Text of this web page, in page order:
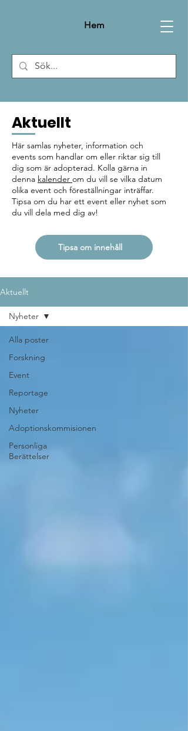
Hem
Aktuellt
Här samlas nyheter, information och
events som handlar om eller riktar sig till
dig som är adopterad. Kolla gärna in
denna kalender om du vill se vilka datum
olika event och föreställningar inträffar.
Tipsa om du har ett event eller nyhet som
du vill dela med dig av!
Tipsa om innehåll
Aktuellt
Alla poster
Forskning
Event
Reportage
Nyheter
Adoptionskommisionen
Personliga
Berättelser
Nyheter